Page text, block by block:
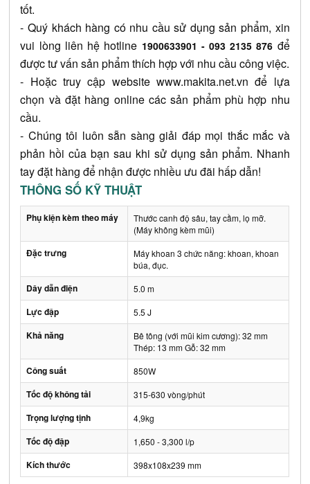
tốt.
- Quý khách hàng có nhu cầu sử dụng sản phẩm, xin
vui lòng liên hệ hotline 1900633901 - 093 2135 876 để
được tư vấn sản phẩm thích hợp với nhu cầu công việc.
- Hoặc truy cập website www.makita.net.vn để lựa
chọn và đặt hàng online các sản phẩm phù hợp nhu
cầu.
- Chúng tôi luôn sẵn sàng giải đáp mọi thắc mắc và
phản hồi của bạn sau khi sử dụng sản phẩm. Nhanh
tay đặt hàng để nhận được nhiều ưu đãi hấp dẫn!
THÔNG SỐ KỸ THUẬT
Phụ kiện kèm theo máy
Thước canh độ sâu, tay cầm, lọ mỡ.
(Máy không kèm mũi)
Đặc trưng
Máy khoan 3 chức năng: khoan, khoan
búa, đục.
Dây dẫn điện 5.0 m
Lực đập 5.5 J
Khả năng
Bê tông (với mũi kim cương): 32 mm
Thép: 13 mm Gỗ: 32 mm
Công suất 850W
Tốc độ không tải 315-630 vòng/phút
Trọng lượng tịnh 4,9kg
Tốc độ đập 1,650 - 3,300 l/p
Kích thước 398x108x239 mm